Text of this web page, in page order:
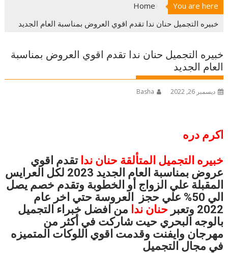
You are here
Home
خبيره التجميل حنان ندا تقدم اقوي العروض بمناسبة العام الجديد
خبيره التجميل حنان ندا تقدم اقوي العروض بمناسبة
العام الجديد
ديسمبر 26, 2022 Basha
اكرم دره
خبيره التجميل المتألقة حنان ندا تقدم اقوي
عروض بمناسبة العام الجديد 2023 لكل العرايس
المقبلة علي الزواج أو الخطوبة وتقدم خصم يصل
الي 50% علي حجز العروسة حتي اخر عام
2022 وتعبر
حنان ندا من افضل خبراء التجميل
بالوجه البحري حيت شاركت في أكثر من
مهرجان وايفنت وقدمت اقوي اللوكات المتميزه
في مجال التجميل